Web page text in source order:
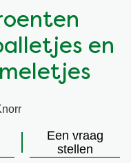
en
Een vraag
stellen